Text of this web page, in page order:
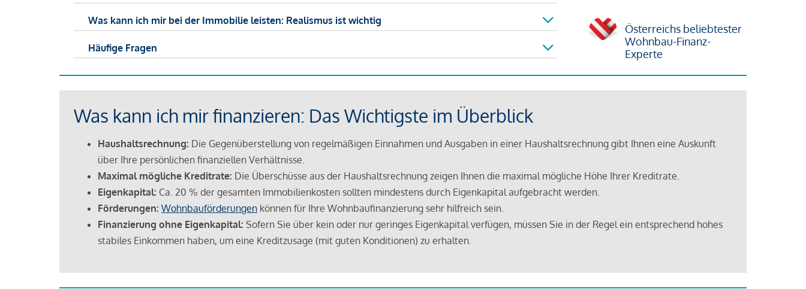
Was kann ich mir bei der Immobilie leisten: Realismus ist wichtig
Häufige Fragen
Österreichs beliebtester
Wohnbau-Finanz-
Experte
Was kann ich mir finanzieren: Das Wichtigste im Überblick
Haushaltsrechnung: Die Gegenüberstellung von regelmäßigen Einnahmen und Ausgaben in einer Haushaltsrechnung gibt Ihnen eine Auskunft
über Ihre persönlichen finanziellen Verhältnisse.
Maximal mögliche Kreditrate: Die Überschüsse aus der Haushaltsrechnung zeigen Ihnen die maximal mögliche Höhe Ihrer Kreditrate.
Eigenkapital: Ca. 20 % der gesamten Immobilienkosten sollten mindestens durch Eigenkapital aufgebracht werden.
Förderungen: Wohnbauförderungen können für Ihre Wohnbaufinanzierung sehr hilfreich sein.
Finanzierung ohne Eigenkapital: Sofern Sie über kein oder nur geringes Eigenkapital verfügen, müssen Sie in der Regel ein entsprechend hohes
stabiles Einkommen haben, um eine Kreditzusage (mit guten Konditionen) zu erhalten.